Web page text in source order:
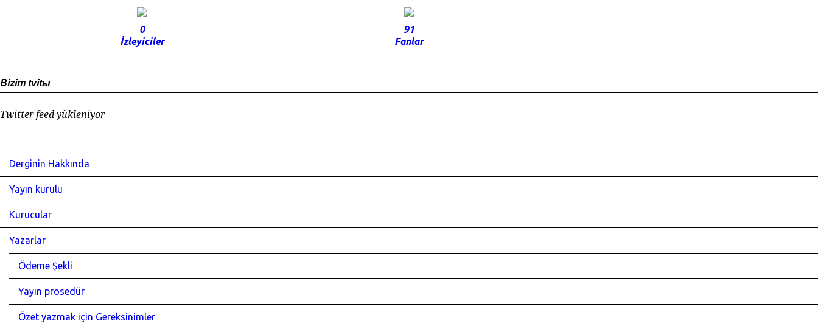
0
İzleyiciler
91
Fanlar
Bizim tvitы
Twitter feed yükleniyor
Derginin Hakkında
Yayın kurulu
Kurucular
Yazarlar
Ödeme Şekli
Yayın prosedür
Özet yazmak için Gereksinimler